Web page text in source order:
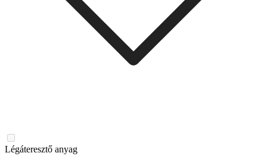
Légáteresztő anyag